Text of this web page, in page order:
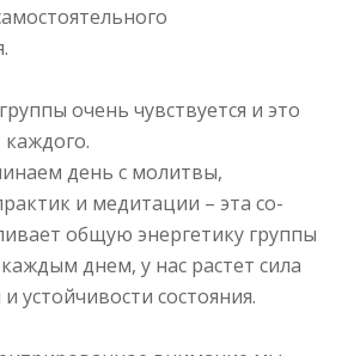
очень чувствуется и это
день с молитвы,
и медитации – эта со-
общую энергетику группы
днем, у нас растет сила
устойчивости состояния.⠀